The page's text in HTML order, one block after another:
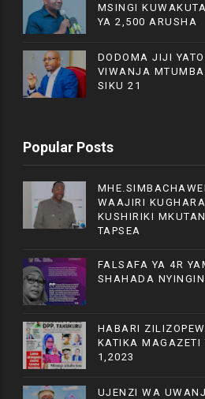
MSINGI
YA 2,500 ARUSHA
DODOMA JIJI
VIWANJA
SIKU 21
Popular Posts
WAAJIRI
KUSHIRIKI
TAPSEA
FALSAFA YA 4R
SHAHADA
HABARI
KATIKA MAGAZETI
1,2023
UJENZI WA